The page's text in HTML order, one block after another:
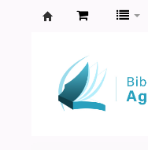
Agamenon
Magalhães